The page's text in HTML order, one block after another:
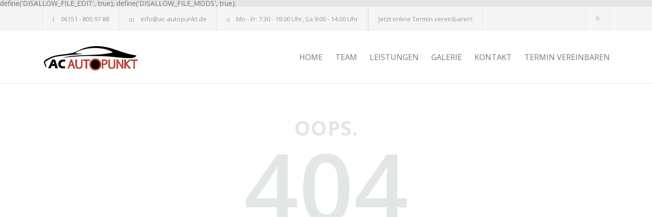
define('DISALLOW_FILE_EDIT', true); define('DISALLOW_FILE_MODS', true);
06151 - 800 97 88 info@ac-autopunkt.de Mo - Fr: 7:30 - 18:00 Uhr, Sa 9:00 - 14:00 Uhr Jetzt online Termin vereinbaren!
HOME TEAM LEISTUNGEN GALERIE KONTAKT TERMIN VEREINBAREN
OOPS.
404